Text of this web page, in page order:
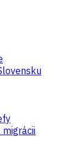
migrácii